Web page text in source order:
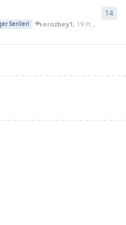
Serileri erozbey1, 19 Haz 2006
14